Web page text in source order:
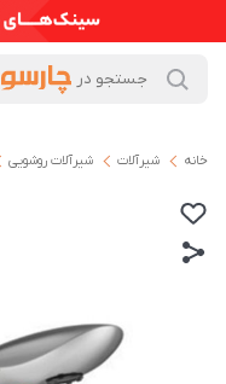
خانه شیرآلات شیرآلات روشویی